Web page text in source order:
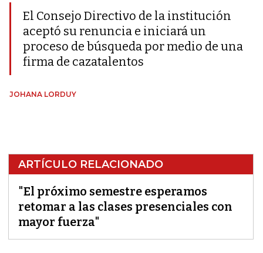
El Consejo Directivo de la institución
aceptó su renuncia e iniciará un
proceso de búsqueda por medio de una
firma de cazatalentos
JOHANA LORDUY
ARTÍCULO RELACIONADO
"El próximo semestre esperamos
retomar a las clases presenciales con
mayor fuerza"